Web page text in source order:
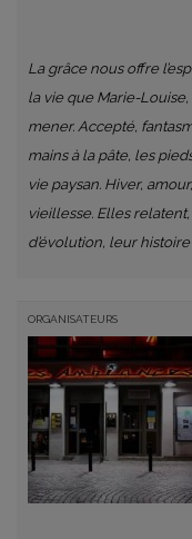
La grâce nous offre
la vie que Marie-
mener. Accepté,
mains à la pâte, les
vie paysan. Hiver,
vieillesse. Elles
d’évolution, leur
ORGANISATEURS